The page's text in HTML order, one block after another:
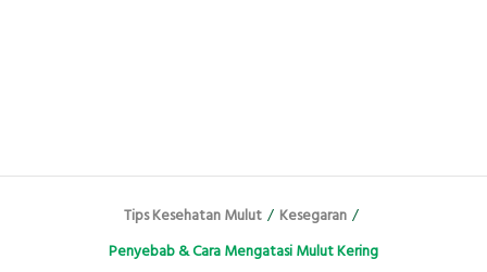
Tips Kesehatan Mulut / Kesegaran /
Penyebab & Cara Mengatasi Mulut Kering